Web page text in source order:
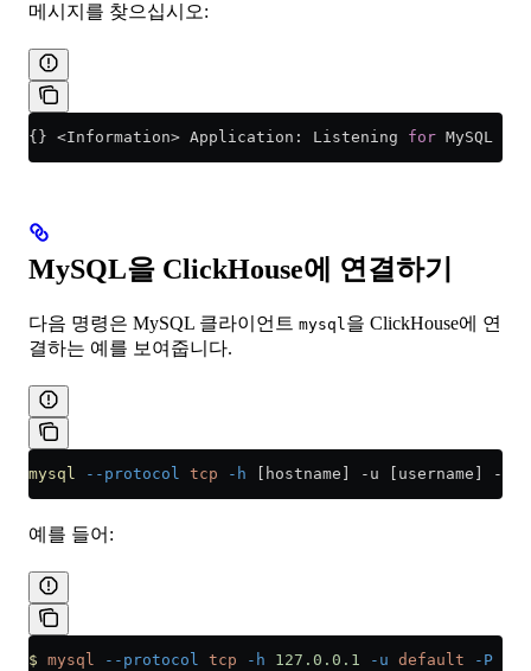
메시지를 찾으십시오:
{} <Information> Application: Listening for MySQL
MySQL을 ClickHouse에 연결하기
다음 명령은 MySQL 클라이언트 mysql을 ClickHouse에 연
결하는 예를 보여줍니다.
mysql --protocol tcp -h [hostname] -u [username] -P
예를 들어:
$ mysql --protocol tcp -h 127.0.0.1 -u default -P